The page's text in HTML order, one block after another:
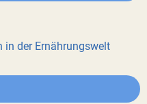
in der Ernährungswelt